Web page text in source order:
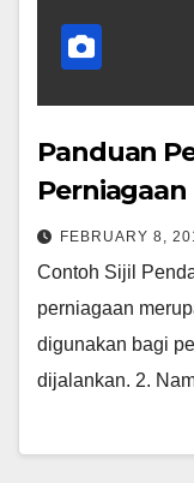
Panduan
Perniagaan
FEBRUARY 8,
Contoh Sijil
perniagaan
digunakan bagi
dijalankan. 2.